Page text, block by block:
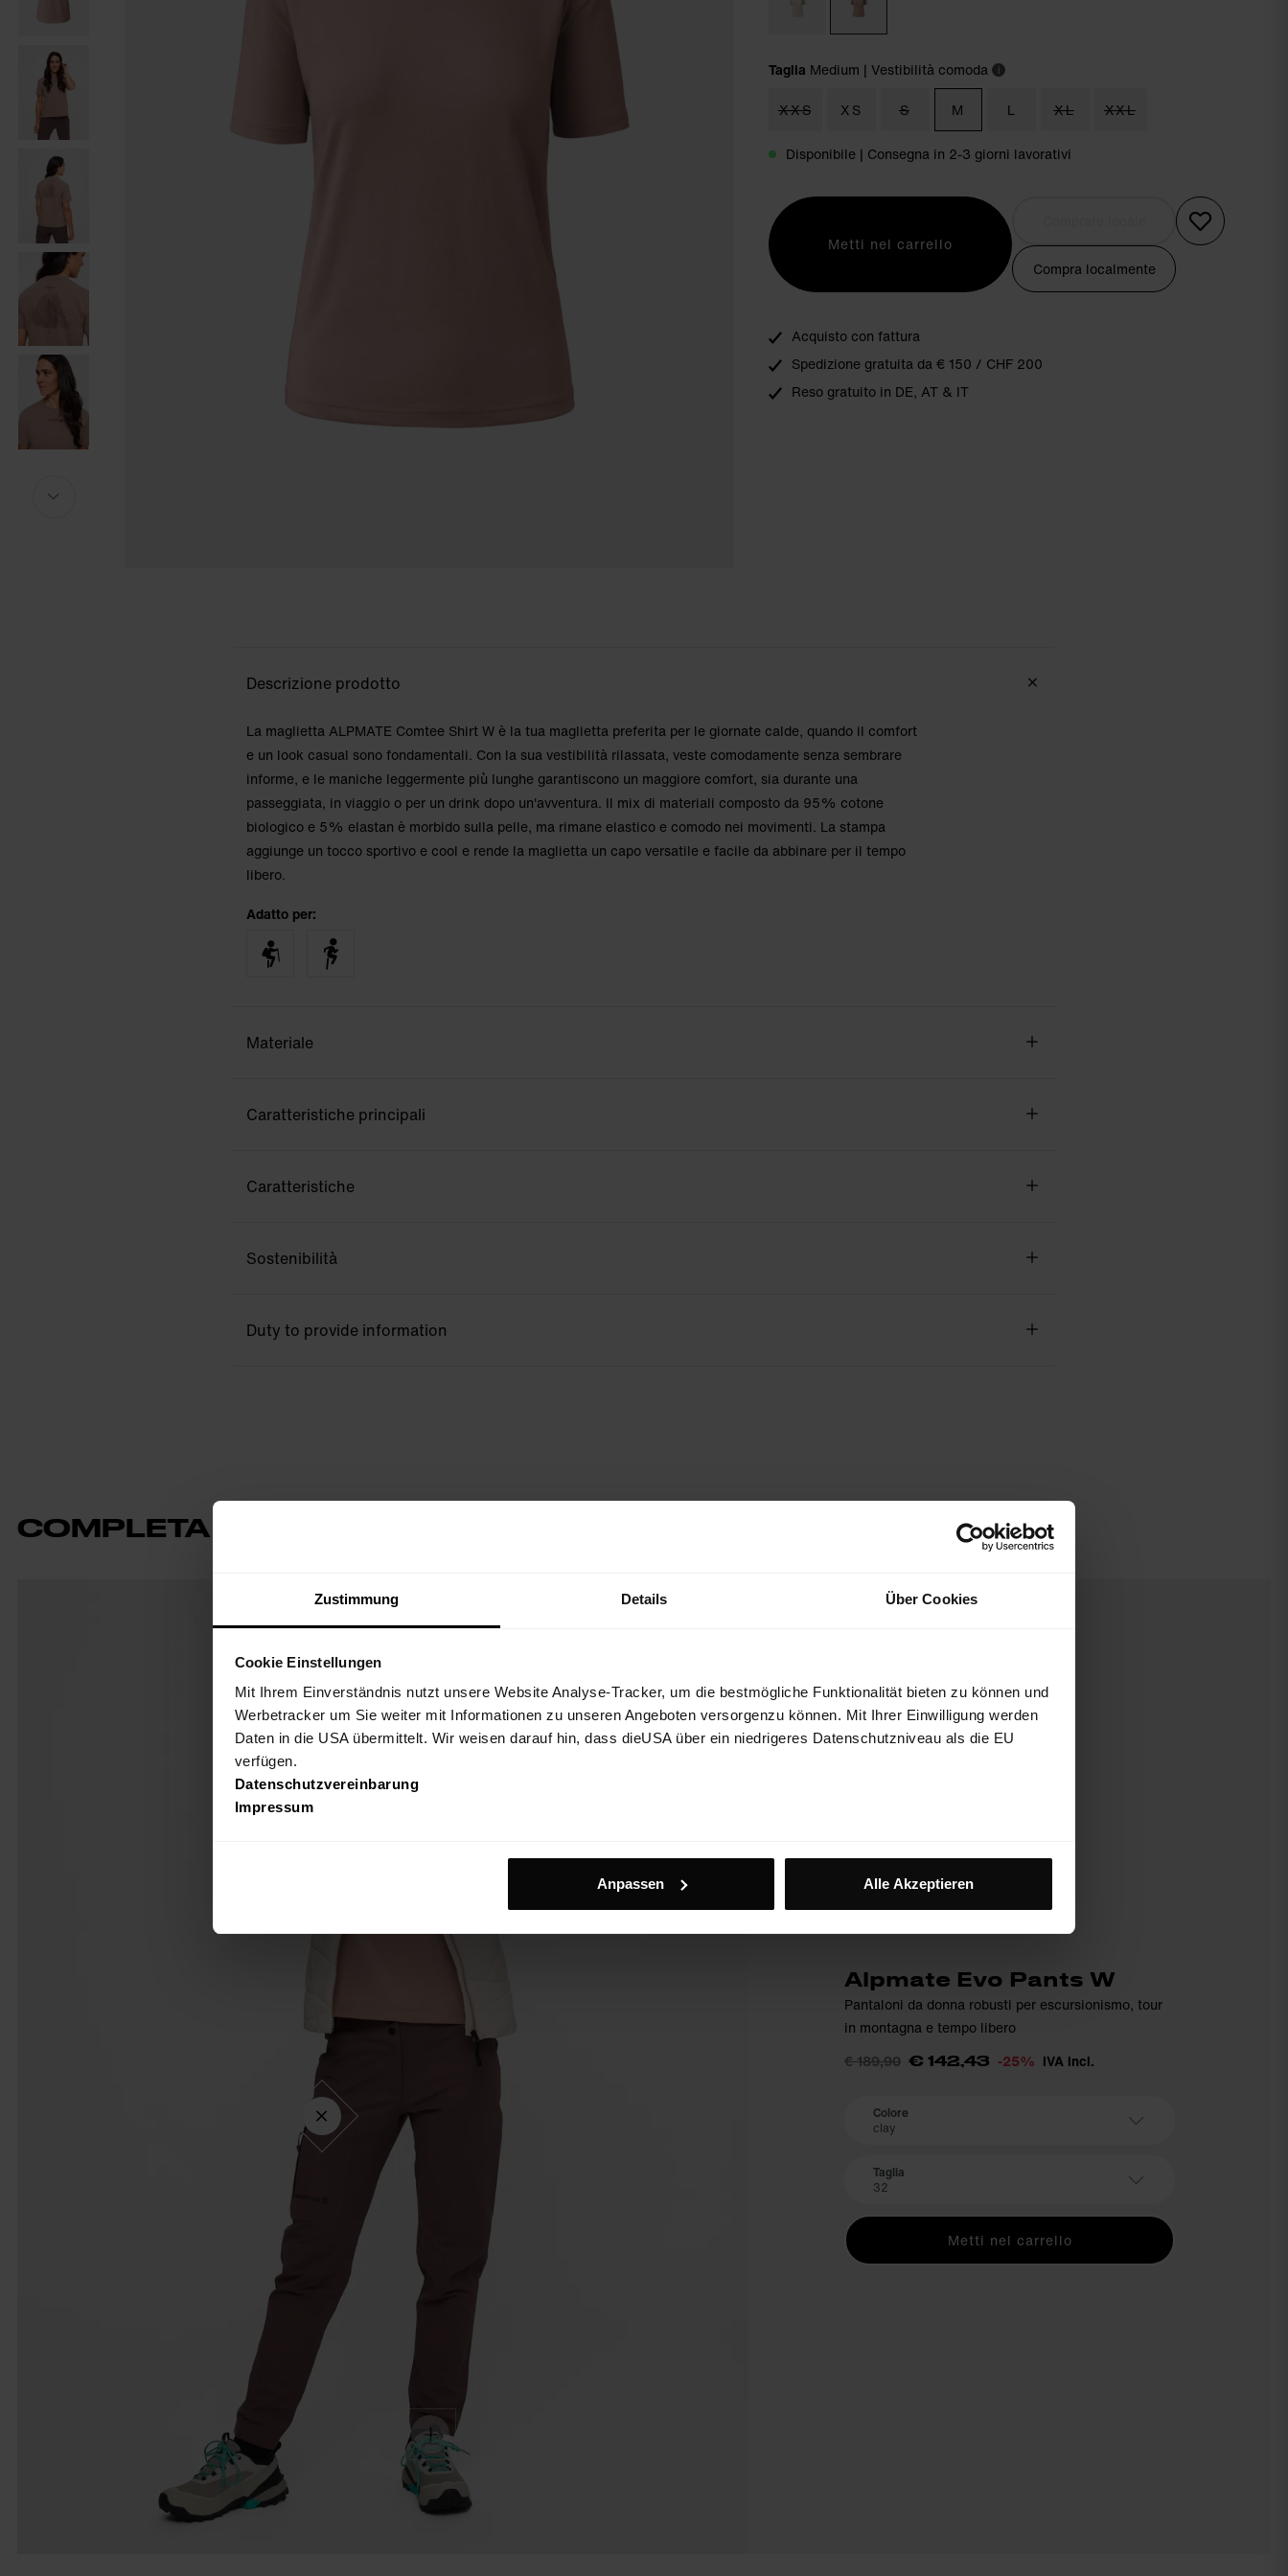
Zustimmung Details Über Cookies
Cookie Einstellungen
Mit Ihrem Einverständnis nutzt unsere Website Analyse-Tracker, um die bestmögliche Funktionalität bieten zu können und
Werbetracker um Sie weiter mit Informationen zu unseren Angeboten versorgenzu können. Mit Ihrer Einwilligung werden
Daten in die USA übermittelt. Wir weisen darauf hin, dass dieUSA über ein niedrigeres Datenschutzniveau als die EU
verfügen.
Datenschutzvereinbarung
Impressum
Anpassen Alle Akzeptieren
Taglia Medium | Vestibilità comoda i
XXS XS S M L XL XXL
Disponibile | Consegna in 2-3 giorni lavorativi
Metti nel carrello
Compra localmente
Acquisto con fattura
Spedizione gratuita da € 150 / CHF 200
Reso gratuito in DE, AT & IT
Descrizione prodotto
La maglietta ALPMATE Comtee Shirt W è la tua maglietta preferita per le giornate calde, quando il comfort
e un look casual sono fondamentali. Con la sua vestibilità rilassata, veste comodamente senza sembrare
informe, e le maniche leggermente più lunghe garantiscono un maggiore comfort, sia durante una
passeggiata, in viaggio o per un drink dopo un'avventura. Il mix di materiali composto da 95% cotone
biologico e 5% elastan è morbido sulla pelle, ma rimane elastico e comodo nei movimenti. La stampa
aggiunge un tocco sportivo e cool e rende la maglietta un capo versatile e facile da abbinare per il tempo
libero.
Adatto per:
Materiale
Caratteristiche principali
Caratteristiche
Sostenibilità
Duty to provide information
COMPLETA IL TUO OUTFIT
Alpmate Evo Pants W
Pantaloni da donna robusti per escursionismo, tour
in montagna e tempo libero
€ 189,90 € 142,43 -25% IVA incl.
Colore
clay
Taglia
32
Metti nel carrello